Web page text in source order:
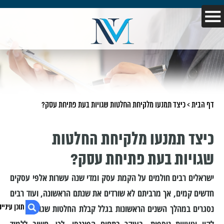
דף הבית >כיצד תמנעו מלקיחת החלטות שגויות בעת פתיחת עסק?
כיצד תמנעו מלקיחת החלטות
שגויות בעת פתיחת עסק?
ישראלים רבים חולמים על הקמת עסק ומדי שנה עשרות אלפי עסקים
חדשים קמים, אך מרביתם לא שורדים את שנתם הראשונה, ועוד רבים
נסגרים במהלך השנים הראשונות בגלל קבלת החלטות שגויות, ניהול